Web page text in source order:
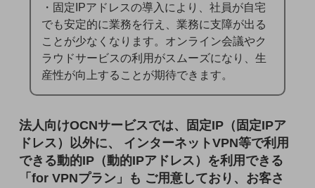
モビリティ
製造・建設業
キーワードで探す
モバイルTOP
おすすめの機種、料金やサービスをご紹介
製品
製品TOP
ビジネス向けスマートフォン
・固定IPアドレスの導入により、社員が自宅
でも安定的に業務を行え、業務に支障が出る
ことが少なくなります。オンライン会議やク
ラウドサービスの利用がスムーズになり、生
産性が向上することが期待できます。
法人向けOCNサービスでは、固定IP（固定IPア
ドレス）以外に、
インターネットVPN等で利用
できる動的IP（動的IPアドレス）を利用できる
「for VPNプラン」も ご用意しており、お客さ